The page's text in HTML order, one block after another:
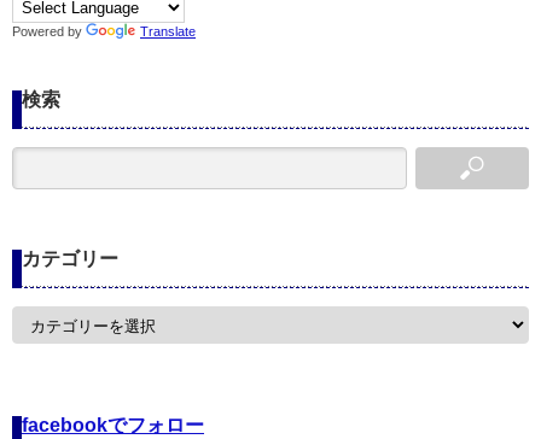
Powered by Translate
検索
カテゴリー
カ
facebookでフォロー